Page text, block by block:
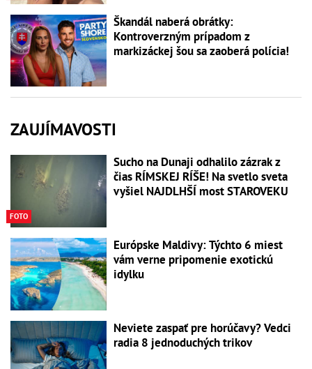
Škandál naberá obrátky:
Kontroverzným prípadom z
markizáckej šou sa zaoberá polícia!
ZAUJÍMAVOSTI
FOTO
Sucho na Dunaji odhalilo zázrak z
čias RÍMSKEJ RÍŠE! Na svetlo sveta
vyšiel NAJDLHŠÍ most STAROVEKU
Európske Maldivy: Týchto 6 miest
vám verne pripomenie exotickú
idylku
Neviete zaspať pre horúčavy? Vedci
radia 8 jednoduchých trikov